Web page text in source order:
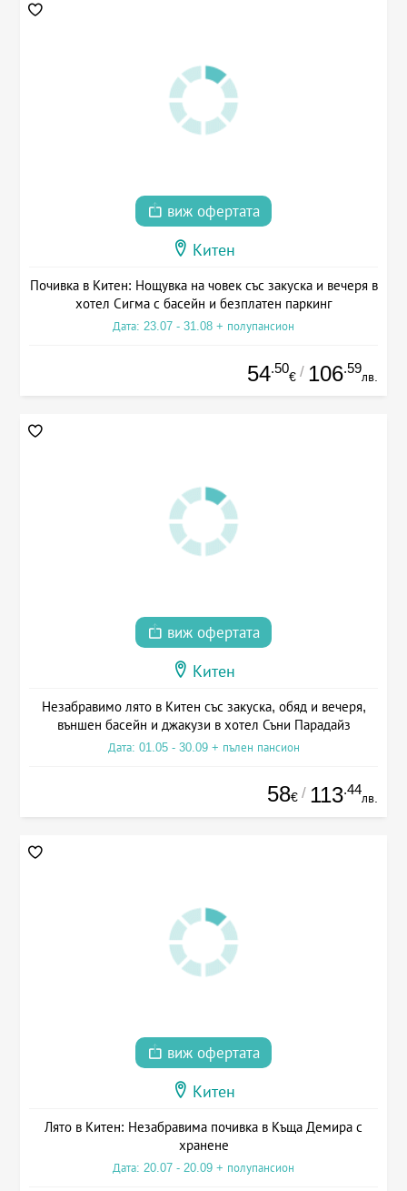
виж офертата
Китен
Почивка в Китен: Нощувка на човек със закуска и вечеря в
хотел Сигма с басейн и безплатен паркинг
Дата: 23.07 - 31.08 + полупансион
54.50
€ / 106.59
лв.
виж офертата
Китен
Незабравимо лято в Китен със закуска, обяд и вечеря,
външен басейн и джакузи в хотел Съни Парадайз
Дата: 01.05 - 30.09 + пълен пансион
58€ / 113.44
лв.
виж офертата
Китен
Лято в Китен: Незабравима почивка в Къща Демира с
хранене
Дата: 20.07 - 20.09 + полупансион